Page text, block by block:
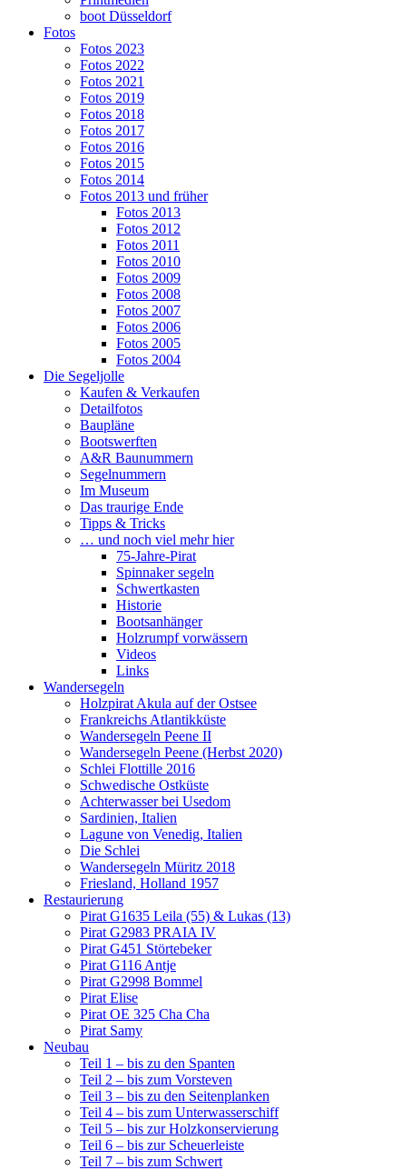
boot Düsseldorf
Fotos
Fotos 2023
Fotos 2022
Fotos 2021
Fotos 2019
Fotos 2018
Fotos 2017
Fotos 2016
Fotos 2015
Fotos 2014
Fotos 2013 und früher
Fotos 2013
Fotos 2012
Fotos 2011
Fotos 2010
Fotos 2009
Fotos 2008
Fotos 2007
Fotos 2006
Fotos 2005
Fotos 2004
Die Segeljolle
Kaufen & Verkaufen
Detailfotos
Baupläne
Bootswerften
A&R Baunummern
Segelnummern
Im Museum
Das traurige Ende
Tipps & Tricks
… und noch viel mehr hier
75-Jahre-Pirat
Spinnaker segeln
Schwertkasten
Historie
Bootsanhänger
Holzrumpf vorwässern
Videos
Links
Wandersegeln
Holzpirat Akula auf der Ostsee
Frankreichs Atlantikküste
Wandersegeln Peene II
Wandersegeln Peene (Herbst 2020)
Schlei Flottille 2016
Schwedische Ostküste
Achterwasser bei Usedom
Sardinien, Italien
Lagune von Venedig, Italien
Die Schlei
Wandersegeln Müritz 2018
Friesland, Holland 1957
Restaurierung
Pirat G1635 Leila (55) & Lukas (13)
Pirat G2983 PRAIA IV
Pirat G451 Störtebeker
Pirat G116 Antje
Pirat G2998 Bommel
Pirat Elise
Pirat OE 325 Cha Cha
Pirat Samy
Neubau
Teil 1 – bis zu den Spanten
Teil 2 – bis zum Vorsteven
Teil 3 – bis zu den Seitenplanken
Teil 4 – bis zum Unterwasserschiff
Teil 5 – bis zur Holzkonservierung
Teil 6 – bis zur Scheuerleiste
Teil 7 – bis zum Schwert